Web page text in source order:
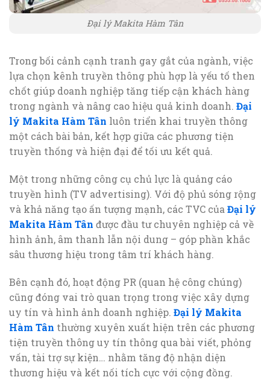
Đại lý Makita Hàm Tân
Trong bối cảnh cạnh tranh gay gắt của ngành, việc
lựa chọn kênh truyền thông phù hợp là yếu tố then
chốt giúp doanh nghiệp tăng tiếp cận khách hàng
trong ngành và nâng cao hiệu quả kinh doanh. Đại
lý Makita Hàm Tân luôn triển khai truyền thông
một cách bài bản, kết hợp giữa các phương tiện
truyền thống và hiện đại để tối ưu kết quả.
Một trong những công cụ chủ lực là quảng cáo
truyền hình (TV advertising). Với độ phủ sóng rộng
và khả năng tạo ấn tượng mạnh, các TVC của Đại lý
Makita Hàm Tân được đầu tư chuyên nghiệp cả về
hình ảnh, âm thanh lẫn nội dung – góp phần khắc
sâu thương hiệu trong tâm trí khách hàng.
Bên cạnh đó, hoạt động PR (quan hệ công chúng)
cũng đóng vai trò quan trọng trong việc xây dựng
uy tín và hình ảnh doanh nghiệp. Đại lý Makita
Hàm Tân thường xuyên xuất hiện trên các phương
tiện truyền thông uy tín thông qua bài viết, phỏng
vấn, tài trợ sự kiện… nhằm tăng độ nhận diện
thương hiệu và kết nối tích cực với cộng đồng.